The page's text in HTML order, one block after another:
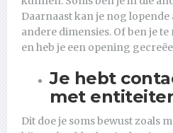
Daarnaast kan je nog
andere dimensies. Of ben je
en heb je een opening
Je hebt
met
Dit doe je soms bewust zoals